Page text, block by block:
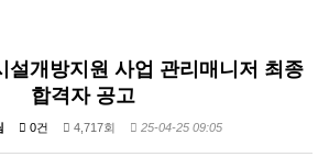
설개방지원 사업 관리매니저 최종
합격자 공고
0건 4,717회 25-04-25 09:05